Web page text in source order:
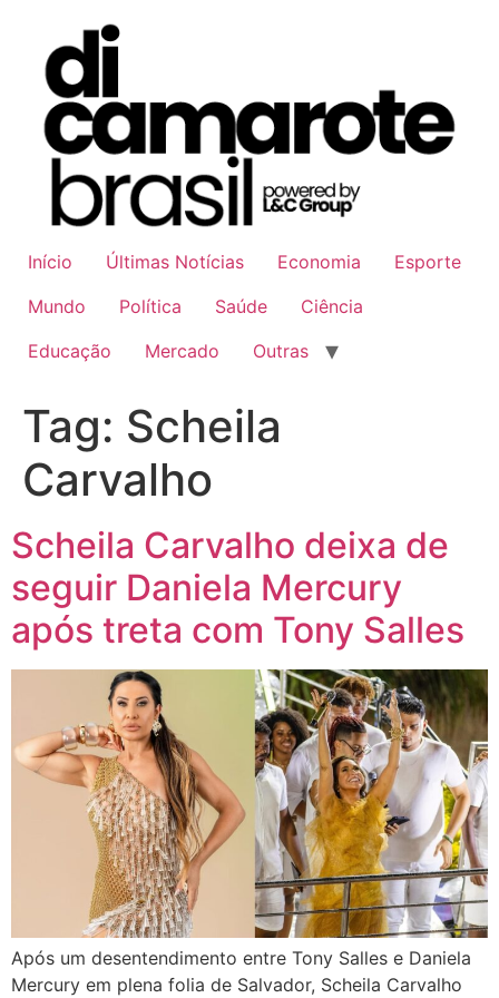
conteúdo
Início Últimas Notícias Economia
Esporte
Mundo
Política Saúde
Ciência
Educação
Mercado Outras
Tag: Scheila
Carvalho
Scheila Carvalho deixa de
seguir Daniela Mercury
após treta com Tony Salles
Após um desentendimento entre Tony Salles e Daniela
Mercury em plena folia de Salvador, Scheila Carvalho